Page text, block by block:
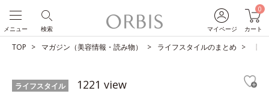
マイページ
0
カート
検索
メニュー
TOP マガジン（美容情報・読み物） ライフスタイルのまとめ 【
ライフスタイル 1221 view